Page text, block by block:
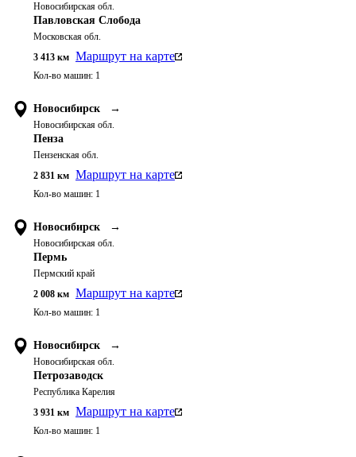
Новосибирская обл.
Павловская Слобода
Московская обл.
3 413 км Маршрут на карте
Кол-во машин: 1
Новосибирск →
Новосибирская обл.
Пенза
Пензенская обл.
2 831 км Маршрут на карте
Кол-во машин: 1
Новосибирск →
Новосибирская обл.
Пермь
Пермский край
2 008 км Маршрут на карте
Кол-во машин: 1
Новосибирск →
Новосибирская обл.
Петрозаводск
Республика Карелия
3 931 км Маршрут на карте
Кол-во машин: 1